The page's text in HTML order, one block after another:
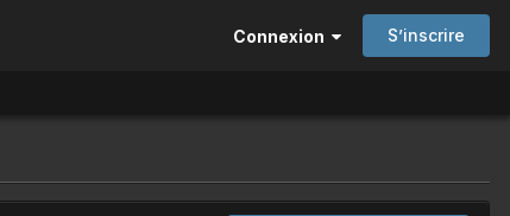
Connexion S’inscrire